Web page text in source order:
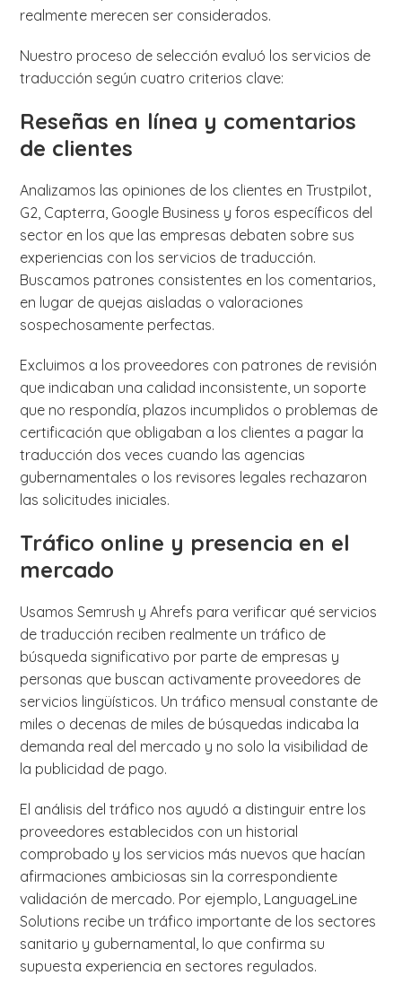
realmente merecen ser considerados.
Nuestro proceso de selección evaluó los servicios de
traducción según cuatro criterios clave:
Reseñas en línea y comentarios
de clientes
Analizamos las opiniones de los clientes en Trustpilot,
G2, Capterra, Google Business y foros específicos del
sector en los que las empresas debaten sobre sus
experiencias con los servicios de traducción.
Buscamos patrones consistentes en los comentarios,
en lugar de quejas aisladas o valoraciones
sospechosamente perfectas.
Excluimos a los proveedores con patrones de revisión
que indicaban una calidad inconsistente, un soporte
que no respondía, plazos incumplidos o problemas de
certificación que obligaban a los clientes a pagar la
traducción dos veces cuando las agencias
gubernamentales o los revisores legales rechazaron
las solicitudes iniciales.
Tráfico online y presencia en el
mercado
Usamos Semrush y Ahrefs para verificar qué servicios
de traducción reciben realmente un tráfico de
búsqueda significativo por parte de empresas y
personas que buscan activamente proveedores de
servicios lingüísticos. Un tráfico mensual constante de
miles o decenas de miles de búsquedas indicaba la
demanda real del mercado y no solo la visibilidad de
la publicidad de pago.
El análisis del tráfico nos ayudó a distinguir entre los
proveedores establecidos con un historial
comprobado y los servicios más nuevos que hacían
afirmaciones ambiciosas sin la correspondiente
validación de mercado. Por ejemplo, LanguageLine
Solutions recibe un tráfico importante de los sectores
sanitario y gubernamental, lo que confirma su
supuesta experiencia en sectores regulados.